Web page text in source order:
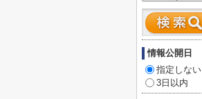
情報公開日
指定しない
3日以内